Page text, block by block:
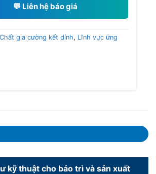
💬 Liên hệ báo giá
Chất gia cường kết dính, Lĩnh vực ứng
kỹ thuật cho bảo trì và sản xuất